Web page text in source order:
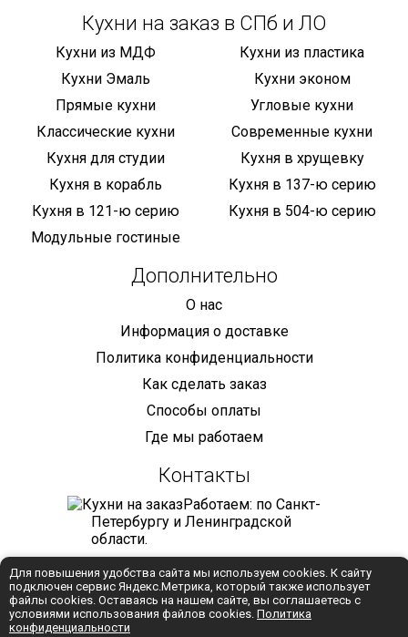
Кухни на заказ в СПб и ЛО
Кухни из МДФ
Кухни из пластика
Кухни Эмаль
Кухни эконом
Прямые кухни
Угловые кухни
Классические кухни
Современные кухни
Кухня для студии
Кухня в хрущевку
Кухня в корабль
Кухня в 137-ю серию
Кухня в 121-ю серию
Кухня в 504-ю серию
Модульные гостиные
Дополнительно
О нас
Информация о доставке
Политика конфиденциальности
Как сделать заказ
Способы оплаты
Где мы работаем
Контакты
Работаем: по Санкт-
Петербургу и Ленинградской
области.
+7 (921) 905-68-59
info@mebelmaniya.com
Для повышения удобства сайта мы используем cookies. К сайту
подключен сервис Яндекс.Метрика, который также использует
файлы cookies. Оставаясь на нашем сайте, вы соглашаетесь с
условиями использования файлов cookies. Политика
конфиденциальности